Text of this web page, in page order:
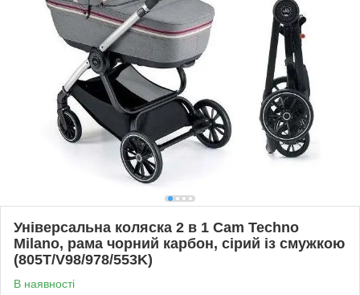
Універсальна коляска 2 в 1 Cam Techno
Milano, рама чорний карбон, сірий із смужкою
(805T/V98/978/553K)
В наявності